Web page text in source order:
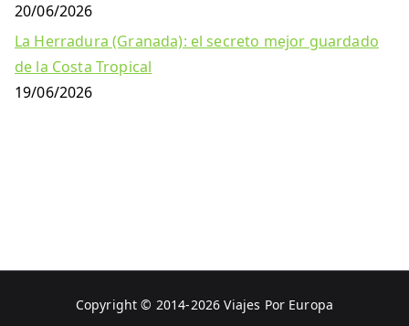
20/06/2026
La Herradura (Granada): el secreto mejor guardado
de la Costa Tropical
19/06/2026
Copyright © 2014-2026Viajes Por Europa